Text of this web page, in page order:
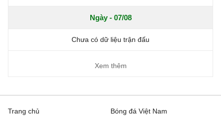
Ngày - 07/08
Chưa có dữ liệu trận đấu
Xem thêm
Trang chủ
Bóng đá Việt Nam